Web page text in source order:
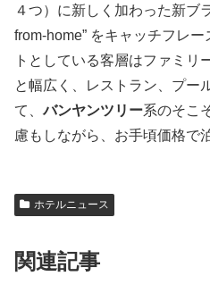
４つ）に新しく加わった新ブ
from-home” をキャッチフレ
トとしている客層はファミリ
と幅広く、レストラン、プー
て、バンヤンツリー系のそこ
慮もしながら、お手頃価格で
ホテルニュース
関連記事